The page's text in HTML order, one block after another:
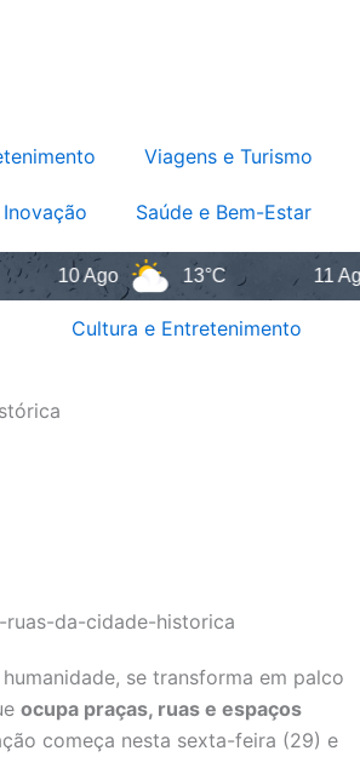
Viagens e Turismo
Saúde e Bem-Estar
10 Ago 13°C 11 Ago
Cultura e Entretenimento
se transforma em palco
ocupa praças, ruas e espaços
começa nesta sexta-feira (29) e